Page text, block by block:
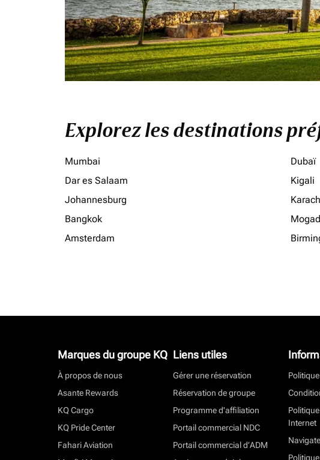
Explorez les destinations
Mumbai Dubaï
Dar es Salaam
Kigali
Johannesburg
Bangkok
Amsterdam
Marques du groupe KQ
À propos de nous
Asante Rewards
KQ Cargo
KQ Pride Center
Fahari Aviation
Liens utiles
Gérer une réservation
Réservation de groupe
Programme d'affiliation
Portail commercial NDC
Portail commercial d’ADM
Internet